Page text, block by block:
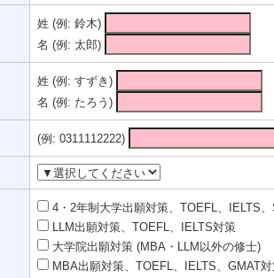
姓 (例: 鈴木)
名 (例: 太郎)
姓 (例: すずき)
名 (例: たろう)
(例: 0311112222)
4・2年制大学出願対策、TOEFL、IELTS
LLM出願対策、TOEFL、IELTS対策
大学院出願対策 (MBA・LLM以外の修士)
MBA出願対策、TOEFL、IELTS、GMAT